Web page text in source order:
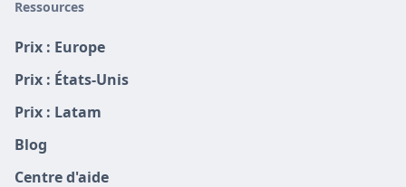
Ressources
Prix : Europe
Prix : États-Unis
Prix : Latam
Blog
Centre d'aide